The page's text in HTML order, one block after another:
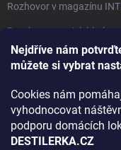
Nejdříve nám
můžete si vybrat
Cookies nám
vyhodnocovat
podporu domácích
DESTILERKA.CZ
Rozhovor v magazínu
Bourbon, americká krása.
Napsali v TÝDNU o naší
Rozhovor s
Jak vybrat dárek na